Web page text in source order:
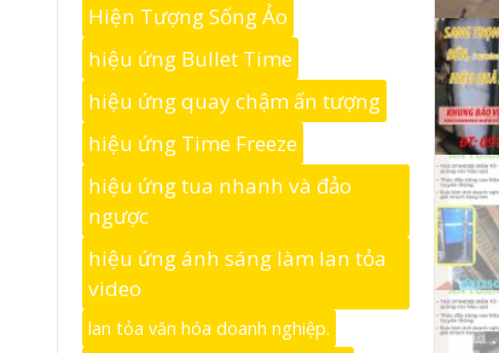
Hiện Tượng Sống Ảo
hiệu ứng Bullet Time
hiệu ứng quay chậm ấn tượng
hiệu ứng Time Freeze
hiệu ứng tua nhanh và đảo
ngược
hiệu ứng ánh sáng làm lan tỏa
video
lan tỏa văn hóa doanh nghiệp.